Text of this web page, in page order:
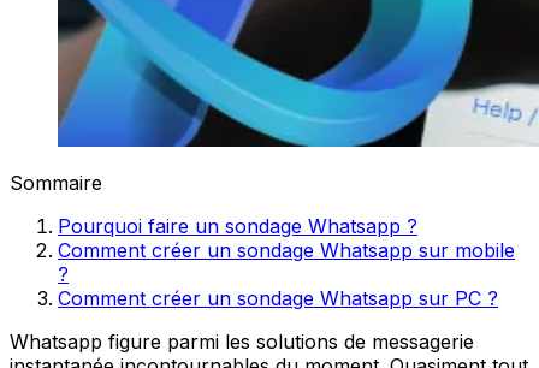
Sommaire
Pourquoi faire un sondage Whatsapp ?
Comment créer un sondage Whatsapp sur mobile
?
Comment créer un sondage Whatsapp sur PC ?
Whatsapp figure parmi les solutions de messagerie